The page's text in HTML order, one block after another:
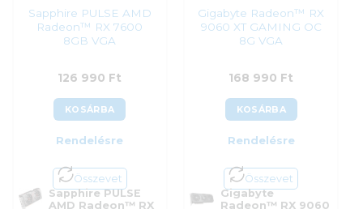
Sapphire PULSE AMD
Radeon™ RX 7600
8GB VGA
126 990 Ft
KOSÁRBA
Rendelésre
Összevet
Sapphire PULSE
AMD Radeon™ RX
Gigabyte Radeon™ RX
9060 XT GAMING OC
8G VGA
168 990 Ft
KOSÁRBA
Rendelésre
Összevet
Gigabyte
Radeon™ RX 9060